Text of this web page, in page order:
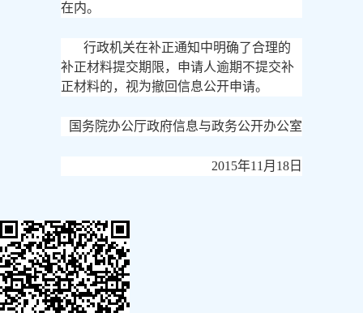
在内。
行政机关在补正通知中明确了合理的
补正材料提交期限，申请人逾期不提交补
正材料的，视为撤回信息公开申请。
国务院办公厅政府信息与政务公开办公室
2015年11月18日